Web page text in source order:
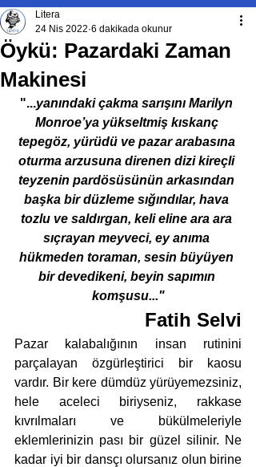
Öykü: Pazardaki Zaman
Makinesi
Litera
24 Nis 2022 6 dakikada okunur
"...yanındaki çakma sarışını Marilyn
Monroe’ya yükseltmiş kıskanç
tepegöz, yürüdü ve pazar arabasına
oturma arzusuna direnen dizi kireçli
teyzenin pardösüsünün arkasından
başka bir düzleme sığındılar, hava
tozlu ve saldırgan, keli eline ara ara
sıçrayan meyveci, ey anıma
hükmeden toraman, sesin büyüyen
bir devedikeni, beyin sapımın
komşusu..."
Fatih Selvi
Pazar kalabalığının insan rutinini
parçalayan özgürleştirici bir kaosu
vardır. Bir kere dümdüz yürüyemezsiniz,
hele aceleci biriyseniz, rakkase
kıvrılmaları ve bükülmeleriyle
eklemlerinizin pası bir güzel silinir. Ne
kadar iyi bir dansçı olursanız olun birine